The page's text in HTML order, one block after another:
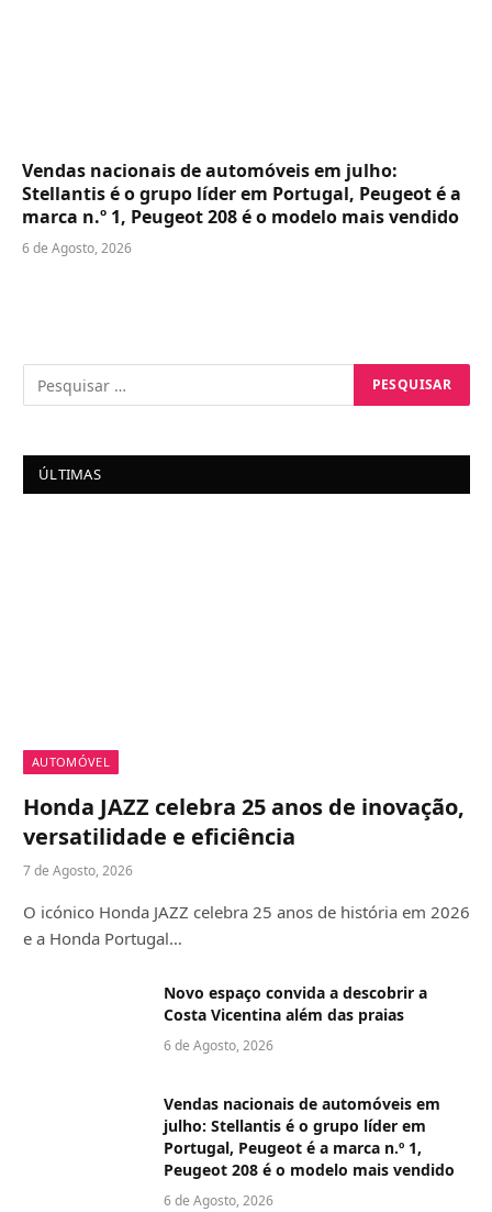
Vendas nacionais de automóveis em julho:
Stellantis é o grupo líder em Portugal, Peugeot é a
marca n.º 1, Peugeot 208 é o modelo mais vendido
6 de Agosto, 2026
ÚLTIMAS
AUTOMÓVEL
Honda JAZZ celebra 25 anos de inovação,
versatilidade e eficiência
7 de Agosto, 2026
O icónico Honda JAZZ celebra 25 anos de história em 2026
e a Honda Portugal…
Novo espaço convida a descobrir a
Costa Vicentina além das praias
6 de Agosto, 2026
Vendas nacionais de automóveis em
julho: Stellantis é o grupo líder em
Portugal, Peugeot é a marca n.º 1,
Peugeot 208 é o modelo mais vendido
6 de Agosto, 2026